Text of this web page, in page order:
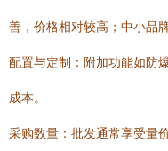
善，价格相对较高；中小品
配置与定制：附加功能如防
成本。
采购数量：批发通常享受量